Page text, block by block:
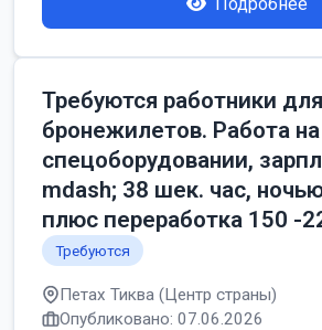
Требуются работники
бронежилетов. Работа на
спецоборудовании,
mdash; 38 шек. час,
плюс переработка 150 -
Требуются
Петах Тиква (Центр страны)
Опубликовано: 07.06.2026